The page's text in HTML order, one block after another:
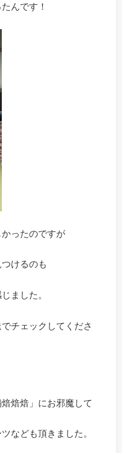
んです！
ったのですが
けるのも
ました。
チェックしてくださ
焙焙」にお邪魔して
なども頂きました。